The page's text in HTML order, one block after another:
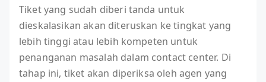
Tiket yang sudah diberi tanda untuk
dieskalasikan akan diteruskan ke tingkat yang
lebih tinggi atau lebih kompeten untuk
penanganan masalah dalam contact center. Di
tahap ini, tiket akan diperiksa oleh agen yang